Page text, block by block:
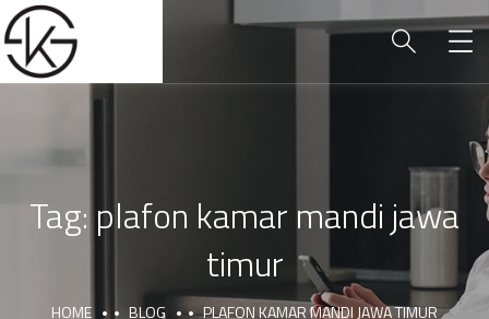
Tag: plafon kamar mandi jawa
timur
HOME BLOG PLAFON KAMAR MANDI JAWA TIMUR